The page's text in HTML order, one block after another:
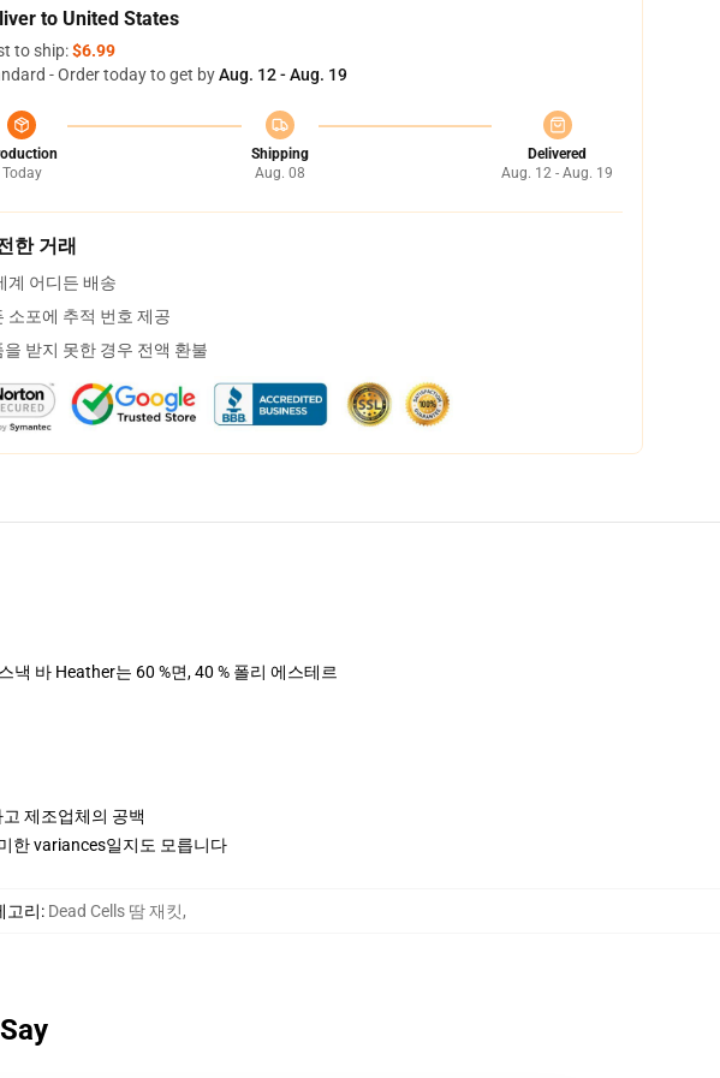
to United States
to ship:$6.99
- Order today to get byAug. 12 - Aug. 19
Today
Shipping
Aug. 08
Delivered
Aug. 12 - Aug. 19
한 거래
계 어디든 배송
소포에 추적 번호 제공
을 받지 못한 경우 전액 환불
낵 바 Heather는 60 %면, 40 % 폴리 에스테르
제조업체의 공백
한 variances일지도 모릅니다
고리: Dead Cells 땀 재킷,